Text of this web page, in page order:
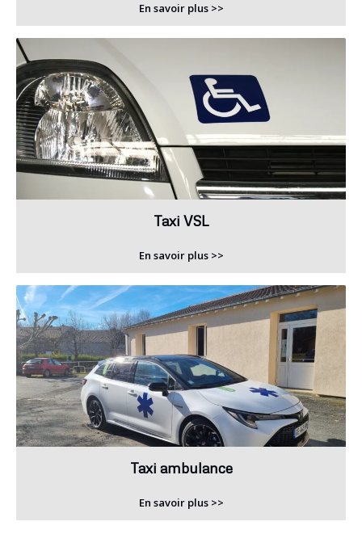
En savoir plus >>
Taxi VSL
En savoir plus >>
Taxi ambulance
En savoir plus >>